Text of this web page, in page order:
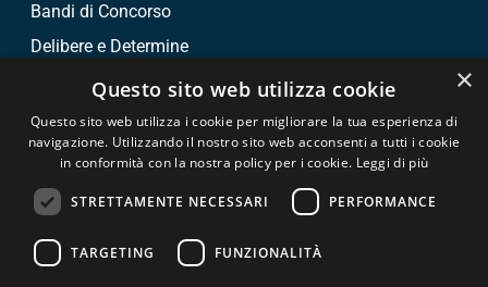
Bandi di Concorso
Delibere e Determine
Bandi di gara e contratti
SEGUICI SU
© Copyright 2026 - ASM Taormina
×
Questo sito web utilizza cookie
Questo sito web utilizza i cookie per migliorare la tua esperienza di
navigazione. Utilizzando il nostro sito web acconsenti a tutti i cookie
in conformità con la nostra policy per i cookie. Leggi di più
STRETTAMENTE NECESSARI PERFORMANCE
TARGETING FUNZIONALITÀ